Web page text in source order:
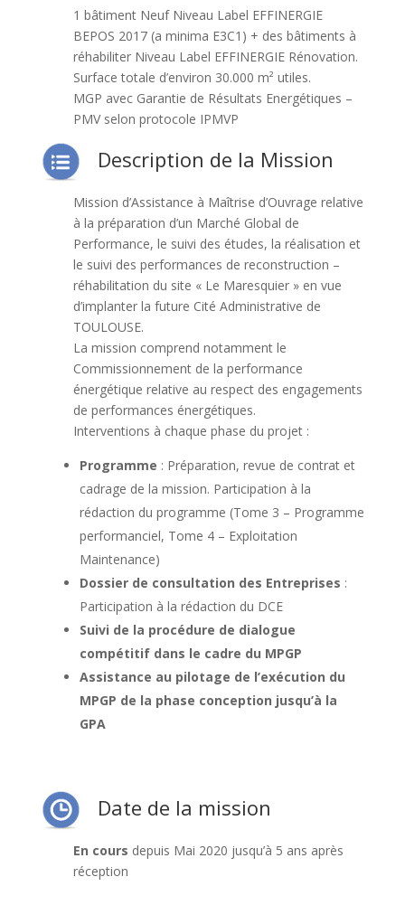
1 bâtiment Neuf Niveau Label EFFINERGIE
BEPOS 2017 (a minima E3C1) + des bâtiments à
réhabiliter Niveau Label EFFINERGIE Rénovation.
Surface totale d’environ 30.000 m² utiles.
MGP avec Garantie de Résultats Energétiques –
PMV selon protocole IPMVP
Description de la Mission
Mission d’Assistance à Maîtrise d’Ouvrage relative
à la préparation d’un Marché Global de
Performance, le suivi des études, la réalisation et
le suivi des performances de reconstruction –
réhabilitation du site « Le Maresquier » en vue
d’implanter la future Cité Administrative de
TOULOUSE.
La mission comprend notamment le
Commissionnement de la performance
énergétique relative au respect des engagements
de performances énergétiques.
Interventions à chaque phase du projet :
Programme : Préparation, revue de contrat et
cadrage de la mission. Participation à la
rédaction du programme (Tome 3 – Programme
performanciel, Tome 4 – Exploitation
Maintenance)
Dossier de consultation des Entreprises :
Participation à la rédaction du DCE
Suivi de la procédure de dialogue
compétitif dans le cadre du MPGP
Assistance au pilotage de l’exécution du
MPGP de la phase conception jusqu’à la
GPA
Date de la mission
En cours depuis Mai 2020 jusqu’à 5 ans après
réception